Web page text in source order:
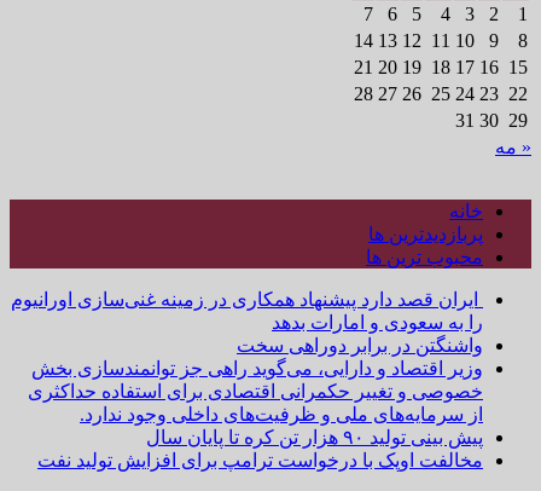
1
2
3
4
5
6
7
8
9
10
11
12
13
14
15
16
17
18
19
20
21
22
23
24
25
26
27
28
29
30
31
« مه
خانه
پربازدیدترین ها
محبوب ترین ها
ایران قصد دارد پیشنهاد همکاری در زمینه غنی‌سازی اورانیوم
را به سعودی و امارات بدهد
واشنگتن در برابر دوراهی سخت
وزیر اقتصاد و دارایی، می‌گوید راهی جز توانمندسازی بخش
خصوصی و تغییر حکمرانی اقتصادی برای استفاده حداکثری
از سرمایه‌های ملی و ظرفیت‌های داخلی وجود ندارد.
پیش بینی تولید ۹۰ هزار تن کره تا پایان سال
مخالفت اوپک با درخواست ترامپ برای افزایش تولید نفت